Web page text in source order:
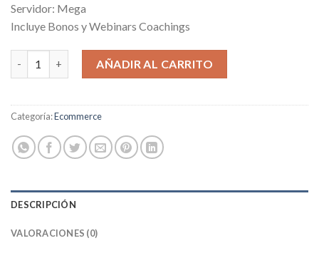
Servidor: Mega
Incluye Bonos y Webinars Coachings
Ecom Labs Incubator cantidadAÑADIR AL CARRITO
Categoría:Ecommerce
DESCRIPCIÓN
VALORACIONES (0)